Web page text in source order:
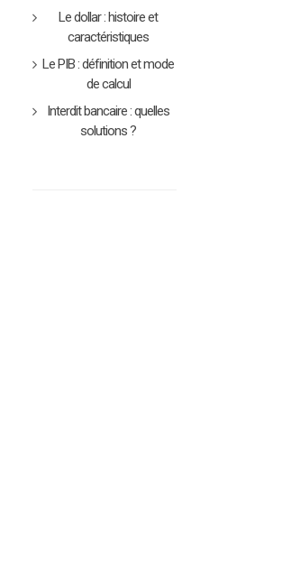
Le dollar : histoire et
caractéristiques
Le PIB : définition et mode
de calcul
Interdit bancaire : quelles
solutions ?